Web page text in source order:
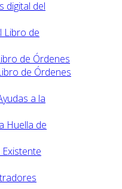
digital del
Libro de
de Órdenes
de Órdenes
a la
Huella de